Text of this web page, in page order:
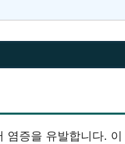
염증을 유발합니다. 이